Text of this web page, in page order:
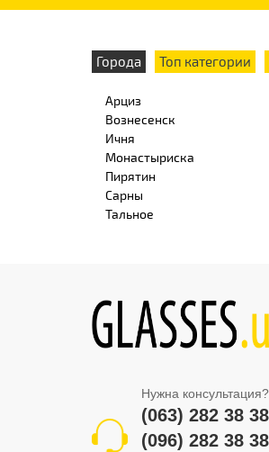
Города Топ категории
Арциз
Вознесенск
Ичня
Монастыриска
Пирятин
Сарны
Тальное
Нужна
(063) 282 38 38
(096) 282 38 38